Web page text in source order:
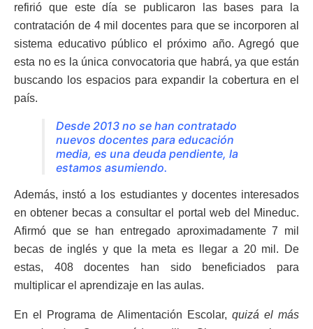
refirió que este día se publicaron las bases para la
contratación de 4 mil docentes para que se incorporen al
sistema educativo público el próximo año. Agregó que
esta no es la única convocatoria que habrá, ya que están
buscando los espacios para expandir la cobertura en el
país.
Desde 2013 no se han contratado
nuevos docentes para educación
media, es una deuda pendiente, la
estamos asumiendo.
Además, instó a los estudiantes y docentes interesados
en obtener becas a consultar el portal web del Mineduc.
Afirmó que se han entregado aproximadamente 7 mil
becas de inglés y que la meta es llegar a 20 mil. De
estas, 408 docentes han sido beneficiados para
multiplicar el aprendizaje en las aulas.
En el Programa de Alimentación Escolar, quizá el más